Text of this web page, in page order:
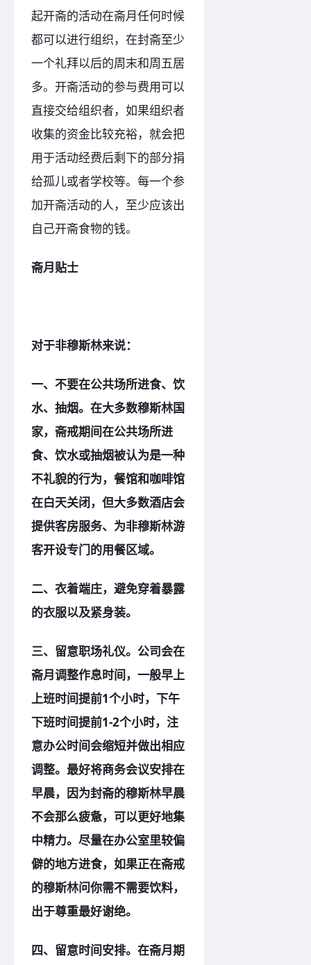
起开斋的活动在斋月任何时候
都可以进行组织，在封斋至少
一个礼拜以后的周末和周五居
多。开斋活动的参与费用可以
直接交给组织者，如果组织者
收集的资金比较充裕，就会把
用于活动经费后剩下的部分捐
给孤儿或者学校等。每一个参
加开斋活动的人，至少应该出
自己开斋食物的钱。
斋月贴士
对于非穆斯林来说：
一、不要在公共场所进食、饮
水、抽烟。在大多数穆斯林国
家，斋戒期间在公共场所进
食、饮水或抽烟被认为是一种
不礼貌的行为，餐馆和咖啡馆
在白天关闭，但大多数酒店会
提供客房服务、为非穆斯林游
客开设专门的用餐区域。
二、衣着端庄，避免穿着暴露
的衣服以及紧身装。
三、留意职场礼仪。公司会在
斋月调整作息时间，一般早上
上班时间提前1个小时，下午
下班时间提前1-2个小时，注
意办公时间会缩短并做出相应
调整。最好将商务会议安排在
早晨，因为封斋的穆斯林早晨
不会那么疲惫，可以更好地集
中精力。尽量在办公室里较偏
僻的地方进食，如果正在斋戒
的穆斯林问你需不需要饮料，
出于尊重最好谢绝。
四、留意时间安排。在斋月期